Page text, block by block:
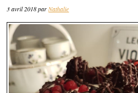
3 avril 2018parNathalie